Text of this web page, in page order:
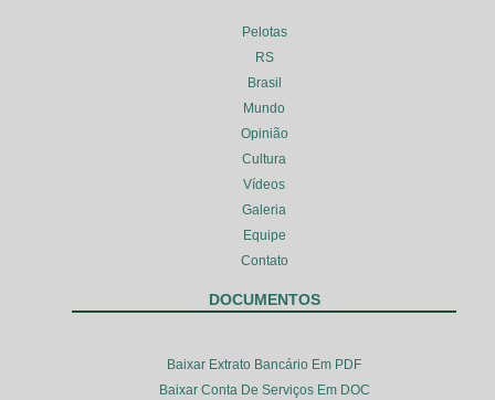
Pelotas
RS
Brasil
Mundo
Opinião
Cultura
Vídeos
Galeria
Equipe
Contato
DOCUMENTOS
Baixar Extrato Bancário Em PDF
Baixar Conta De Serviços Em DOC